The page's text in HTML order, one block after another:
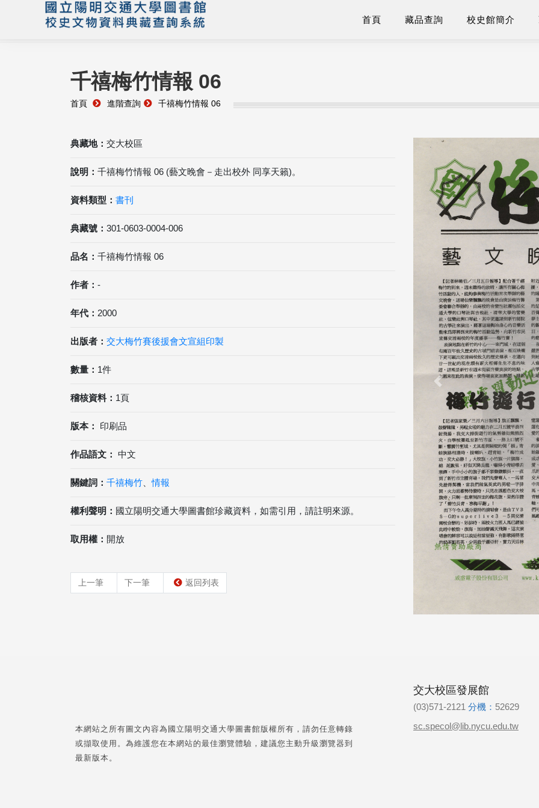
首頁 藏品查詢 校史館簡介
千禧梅竹情報 06
首頁 進階查詢 千禧梅竹情報 06
典藏地： 交大校區
說明： 千禧梅竹情報 06 (藝文晚會－走出校外 同享天籟)。
資料類型： 書刊
典藏號： 301-0603-0004-006
品名： 千禧梅竹情報 06
作者： -
年代： 2000
出版者： 交大梅竹賽後援會文宣組印製
數量： 1件
稽核資料： 1頁
版本： 印刷品
作品語文： 中文
關鍵詞： 千禧梅竹 、情報
權利聲明： 國立陽明交通大學圖書館珍藏資料，如需引用，請註明來源。
取用權： 開放
上一筆 下一筆 返回列表
Previous
本網站之所有圖文內容為國立陽明交通大學圖書館版權所有，請勿任意轉錄
或擷取使用。為維護您在本網站的最佳瀏覽體驗，建議您主動升級瀏覽器到
最新版本。
交大校區發展館
(03)571-2121 分機： 52629
sc.specol@lib.nycu.edu.tw